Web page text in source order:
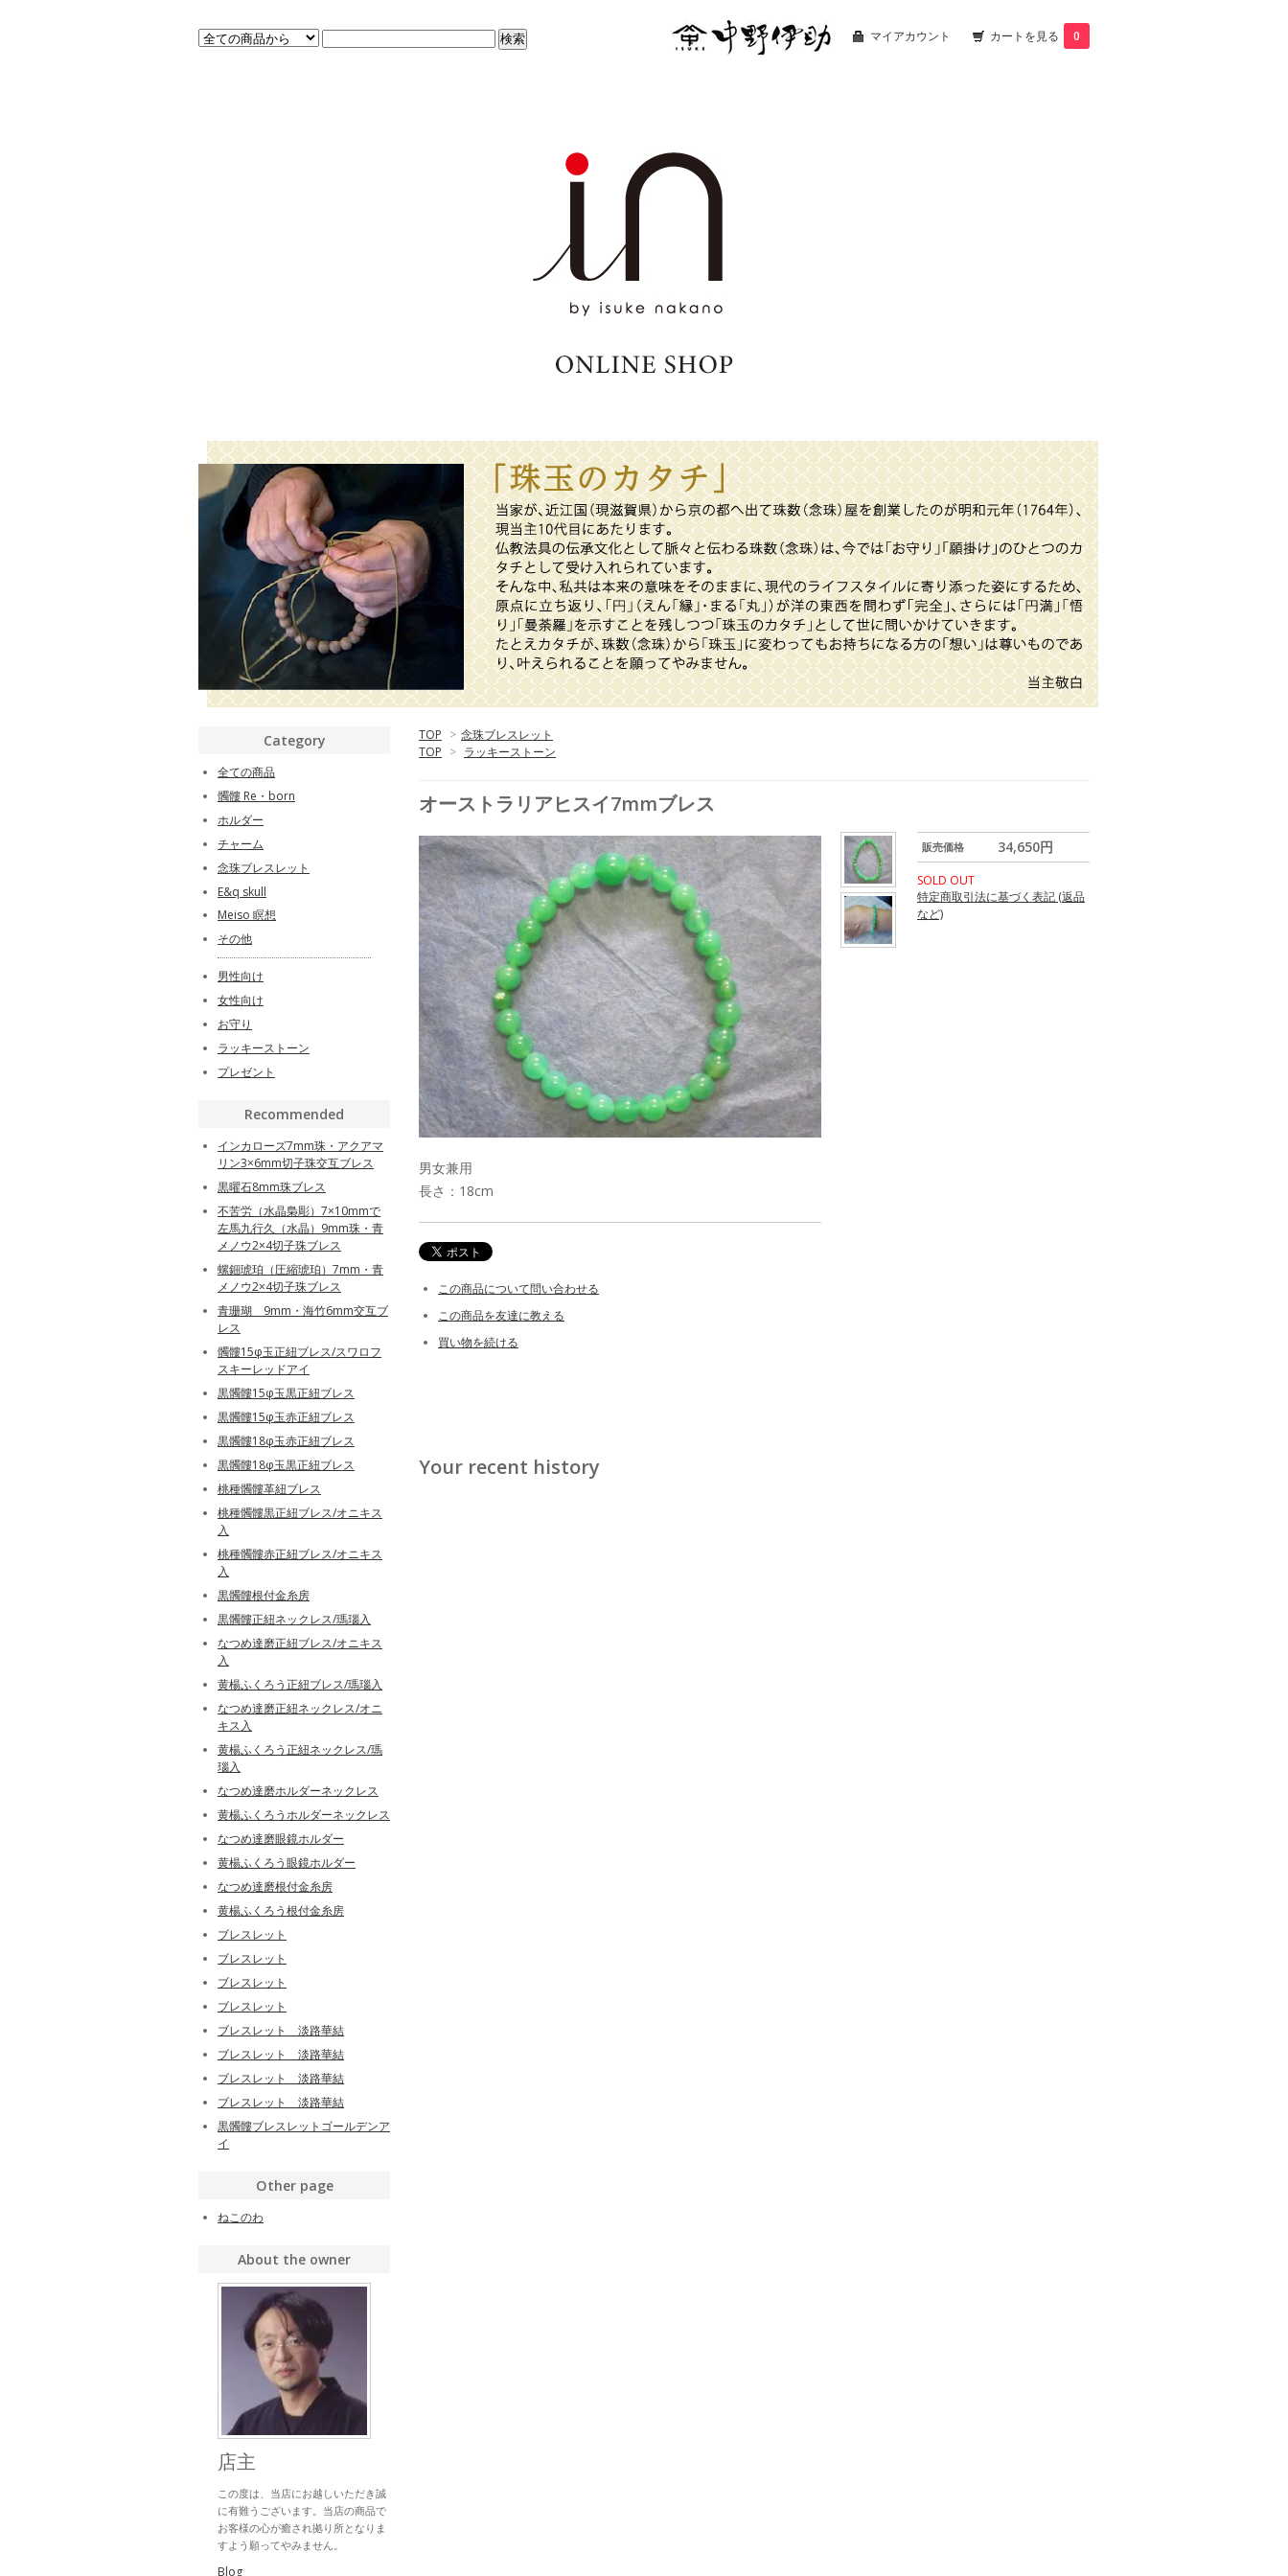
マイアカウント カートを見る 0
TOP > 念珠ブレスレット
TOP > ラッキーストーン
オーストラリアヒスイ7mmブレス
販売価格 34,650円
SOLD OUT
特定商取引法に基づく表記 (返品
など)
男女兼用
長さ：18cm
この商品について問い合わせる
この商品を友達に教える
買い物を続ける
Your recent history
Category
全ての商品
髑髏 Re・born
ホルダー
チャーム
念珠ブレスレット
E&q skull
Meiso 瞑想
その他
男性向け
女性向け
お守り
ラッキーストーン
プレゼント
Recommended
インカローズ7mm珠・アクアマ
リン3×6mm切子珠交互ブレス
黒曜石8mm珠ブレス
不苦労（水晶梟彫）7×10mmで
左馬九行久（水晶）9mm珠・青
メノウ2×4切子珠ブレス
螺鈿琥珀（圧縮琥珀）7mm・青
メノウ2×4切子珠ブレス
青珊瑚 9mm・海竹6mm交互ブ
レス
髑髏15φ玉正紐ブレス/スワロフ
スキーレッドアイ
黒髑髏15φ玉黒正紐ブレス
黒髑髏15φ玉赤正紐ブレス
黒髑髏18φ玉赤正紐ブレス
黒髑髏18φ玉黒正紐ブレス
桃種髑髏革紐ブレス
桃種髑髏黒正紐ブレス/オニキス
入
桃種髑髏赤正紐ブレス/オニキス
入
黒髑髏根付金糸房
黒髑髏正紐ネックレス/瑪瑙入
なつめ達磨正紐ブレス/オニキス
入
黄楊ふくろう正紐ブレス/瑪瑙入
なつめ達磨正紐ネックレス/オニ
キス入
黄楊ふくろう正紐ネックレス/瑪
瑙入
なつめ達磨ホルダーネックレス
黄楊ふくろうホルダーネックレス
なつめ達磨眼鏡ホルダー
黄楊ふくろう眼鏡ホルダー
なつめ達磨根付金糸房
黄楊ふくろう根付金糸房
ブレスレット
ブレスレット
ブレスレット
ブレスレット
ブレスレット 淡路華結
ブレスレット 淡路華結
ブレスレット 淡路華結
ブレスレット 淡路華結
黒髑髏ブレスレットゴールデンア
イ
Other page
ねこのわ
About the owner
店主
この度は、当店にお越しいただき誠
に有難うございます。当店の商品で
お客様の心が癒され拠り所となりま
すよう願ってやみません。
Blog